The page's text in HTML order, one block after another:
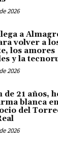
2026
a
volver a
los amores
y la
2026
de 21 años,
blanca
del
2026